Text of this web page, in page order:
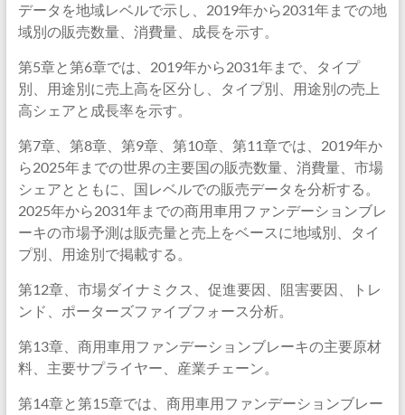
データを地域レベルで示し、2019年から2031年までの地
域別の販売数量、消費量、成長を示す。
第5章と第6章では、2019年から2031年まで、タイプ
別、用途別に売上高を区分し、タイプ別、用途別の売上
高シェアと成長率を示す。
第7章、第8章、第9章、第10章、第11章では、2019年か
ら2025年までの世界の主要国の販売数量、消費量、市場
シェアとともに、国レベルでの販売データを分析する。
2025年から2031年までの商用車用ファンデーションブレ
ーキの市場予測は販売量と売上をベースに地域別、タイ
プ別、用途別で掲載する。
第12章、市場ダイナミクス、促進要因、阻害要因、トレ
ンド、ポーターズファイブフォース分析。
第13章、商用車用ファンデーションブレーキの主要原材
料、主要サプライヤー、産業チェーン。
第14章と第15章では、商用車用ファンデーションブレー